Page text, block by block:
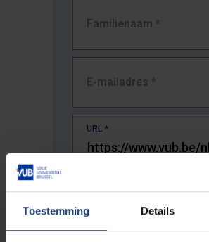
Toestemming Details
Familienaam *
E-mailadres *
URL *
De volledige URL van de pagina